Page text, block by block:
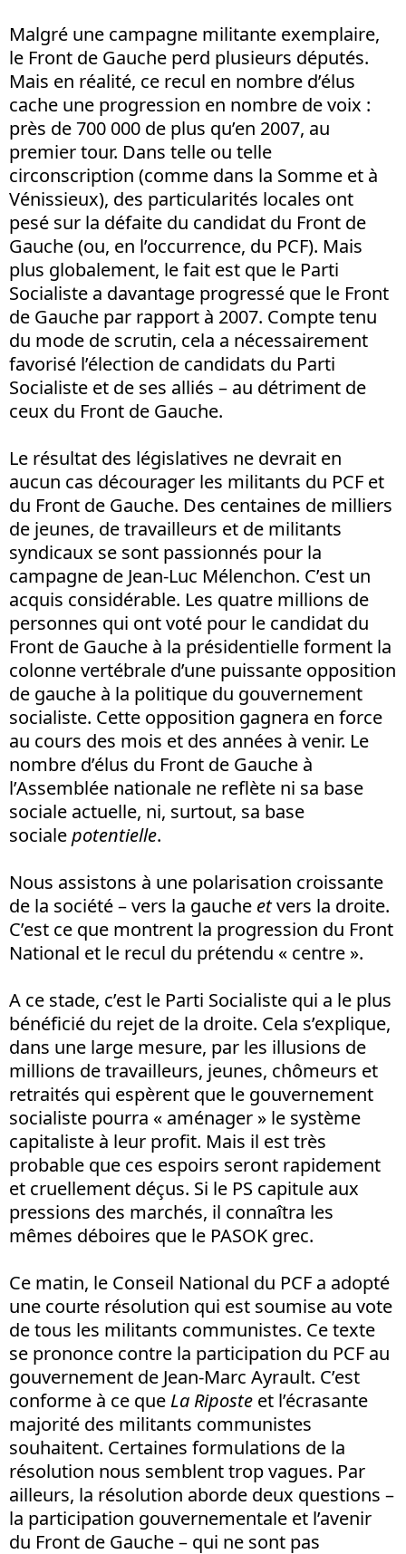
Malgré une campagne militante exemplaire,
le Front de Gauche perd plusieurs députés.
Mais en réalité, ce recul en nombre d’élus
cache une progression en nombre de voix :
près de 700 000 de plus qu’en 2007, au
premier tour. Dans telle ou telle
circonscription (comme dans la Somme et à
Vénissieux), des particularités locales ont
pesé sur la défaite du candidat du Front de
Gauche (ou, en l’occurrence, du PCF). Mais
plus globalement, le fait est que le Parti
Socialiste a davantage progressé que le Front
de Gauche par rapport à 2007. Compte tenu
du mode de scrutin, cela a nécessairement
favorisé l’élection de candidats du Parti
Socialiste et de ses alliés – au détriment de
ceux du Front de Gauche.
Le résultat des législatives ne devrait en
aucun cas décourager les militants du PCF et
du Front de Gauche. Des centaines de milliers
de jeunes, de travailleurs et de militants
syndicaux se sont passionnés pour la
campagne de Jean-Luc Mélenchon. C’est un
acquis considérable. Les quatre millions de
personnes qui ont voté pour le candidat du
Front de Gauche à la présidentielle forment la
colonne vertébrale d’une puissante opposition
de gauche à la politique du gouvernement
socialiste. Cette opposition gagnera en force
au cours des mois et des années à venir. Le
nombre d’élus du Front de Gauche à
l’Assemblée nationale ne reflète ni sa base
sociale actuelle, ni, surtout, sa base
socialepotentielle.
Nous assistons à une polarisation croissante
de la société – vers la gauche etvers la droite.
C’est ce que montrent la progression du Front
National et le recul du prétendu « centre ».
A ce stade, c’est le Parti Socialiste qui a le plus
bénéficié du rejet de la droite. Cela s’explique,
dans une large mesure, par les illusions de
millions de travailleurs, jeunes, chômeurs et
retraités qui espèrent que le gouvernement
socialiste pourra « aménager » le système
capitaliste à leur profit. Mais il est très
probable que ces espoirs seront rapidement
et cruellement déçus. Si le PS capitule aux
pressions des marchés, il connaîtra les
mêmes déboires que le PASOK grec.
Ce matin, le Conseil National du PCF a adopté
une courte résolution qui est soumise au vote
de tous les militants communistes. Ce texte
se prononce contre la participation du PCF au
gouvernement de Jean-Marc Ayrault. C’est
conforme à ce que La Riposte et l’écrasante
majorité des militants communistes
souhaitent. Certaines formulations de la
résolution nous semblent trop vagues. Par
ailleurs, la résolution aborde deux questions –
la participation gouvernementale et l’avenir
du Front de Gauche – qui ne sont pas